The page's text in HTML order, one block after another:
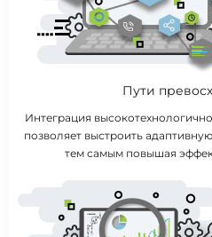
Пути
Интеграция
позволяет выстроить
тем самым повышая